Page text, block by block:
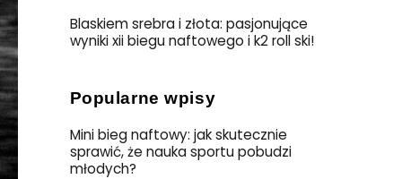
Blaskiem srebra i złota: pasjonujące
wyniki xii biegu naftowego i k2 roll ski!
Popularne wpisy
Mini bieg naftowy: jak skutecznie
sprawić, że nauka sportu pobudzi
młodych?